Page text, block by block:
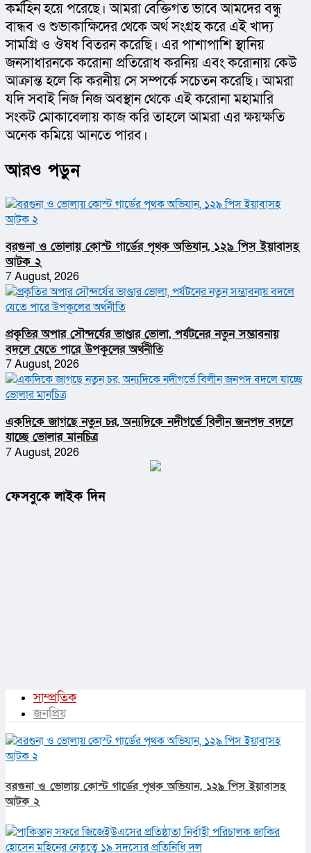
কর্মহিন হয়ে পরেছে। আমরা বেক্তিগত ভাবে আমদের বন্ধু
বান্ধব ও শুভাকাক্ষিদের থেকে অর্থ সংগ্রহ করে এই খাদ্য
সামগ্রি ও ঔষধ বিতরন করেছি। এর পাশাপাশি স্থানিয়
জনসাধারনকে করোনা প্রতিরোধ করনিয় এবং করোনায় কেউ
আক্রান্ত হলে কি করনীয় সে সম্পর্কে সচেতন করেছি। আমরা
যদি সবাই নিজ নিজ অবস্থান থেকে এই করোনা মহামারি
সংকট মোকাবেলায় কাজ করি তাহলে আমরা এর ক্ষয়ক্ষতি
অনেক কমিয়ে আনতে পারব।
আরও পড়ুন
বরগুনা ও ভোলায় কোস্ট গার্ডের পৃথক অভিযান, ১২৯ পিস ইয়াবাসহ
আটক ২
7 August, 2026
প্রকৃতির অপার সৌন্দর্যের ভাণ্ডার ভোলা, পর্যটনের নতুন সম্ভাবনায়
বদলে যেতে পারে উপকূলের অর্থনীতি
7 August, 2026
একদিকে জাগছে নতুন চর, অন্যদিকে নদীগর্ভে বিলীন জনপদ বদলে
যাচ্ছে ভোলার মানচিত্র
7 August, 2026
ফেসবুকে লাইক দিন
সাম্প্রতিক
জনপ্রিয়
বরগুনা ও ভোলায় কোস্ট গার্ডের পৃথক অভিযান, ১২৯ পিস ইয়াবাসহ
আটক ২